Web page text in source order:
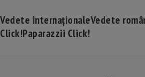
Vedete internaționaleVedete
Click!Paparazzii Click!